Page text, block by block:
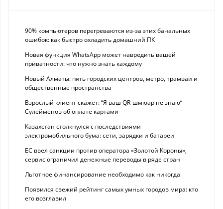
90% компьютеров перегреваются из-за этих банальных
ошибок: как быстро охладить домашний ПК
Новая функция WhatsApp может навредить вашей
приватности: что нужно знать каждому
Новый Алматы: пять городских центров, метро, трамваи и
общественные пространства
Взрослый клиент скажет: “Я ваш QR-шмюар не знаю“ -
Сулейменов об оплате картами
Казахстан столкнулся с последствиями
электромобильного бума: сети, зарядки и батареи
ЕС ввел санкции против оператора «Золотой Короны»,
сервис ограничил денежные переводы в ряде стран
Льготное финансирование необходимо как никогда
Появился свежий рейтинг самых умных городов мира: кто
его возглавил